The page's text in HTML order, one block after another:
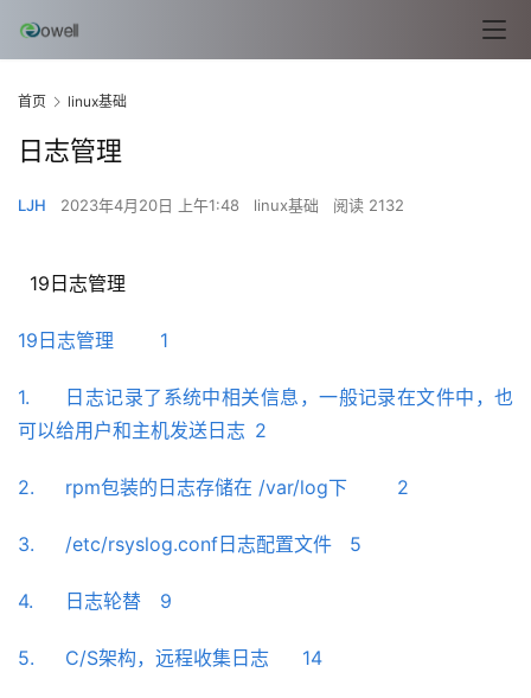
首页 linux基础
日志管理
LJH 2023年4月20日 上午1:48 linux基础 阅读 2132
  19日志管理
19日志管理	1
1.	日志记录了系统中相关信息，一般记录在文件中，也
可以给用户和主机发送日志	2
2.	rpm包装的日志存储在 /var/log下	2
3.	/etc/rsyslog.conf日志配置文件	5
4.	日志轮替	9
5.	C/S架构，远程收集日志	14